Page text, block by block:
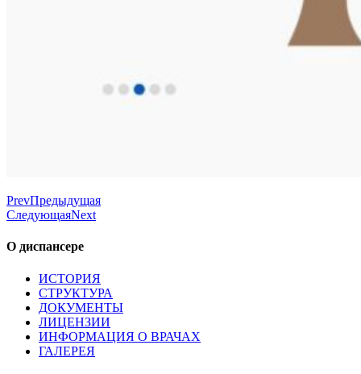
PrevПредыдущая
СледующаяNext
О диспансере
ИСТОРИЯ
СТРУКТУРА
ДОКУМЕНТЫ
ЛИЦЕНЗИИ
ИНФОРМАЦИЯ О ВРАЧАХ
ГАЛЕРЕЯ